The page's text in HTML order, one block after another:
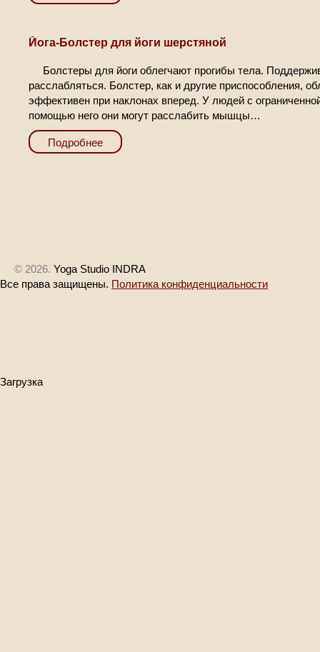
Йога-Бoлстeр для йoги шерстяной
Болстеры для йоги облегчают прогибы тела.
расслабляться. Болстер, как и другие приспособления,
эффективен при наклонах вперед. У людей с
помощью него они могут расслабить мышцы…
Подробнее
© 2026. Yoga Studio INDRA
Все права защищены. Политика конфиденциальности
Загрузка